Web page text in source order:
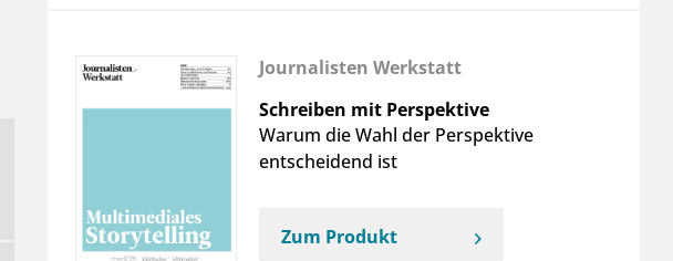
Journalisten Werkstatt
Schreiben mit Perspektive
Warum die Wahl der Perspektive
entscheidend ist
Zum Produkt